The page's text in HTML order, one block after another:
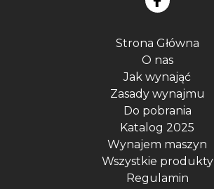
Strona Główna
O nas
Jak wynająć
Zasady wynajmu
Do pobrania
Katalog 2025
Wynajem maszyn
Wszystkie produkty
Regulamin